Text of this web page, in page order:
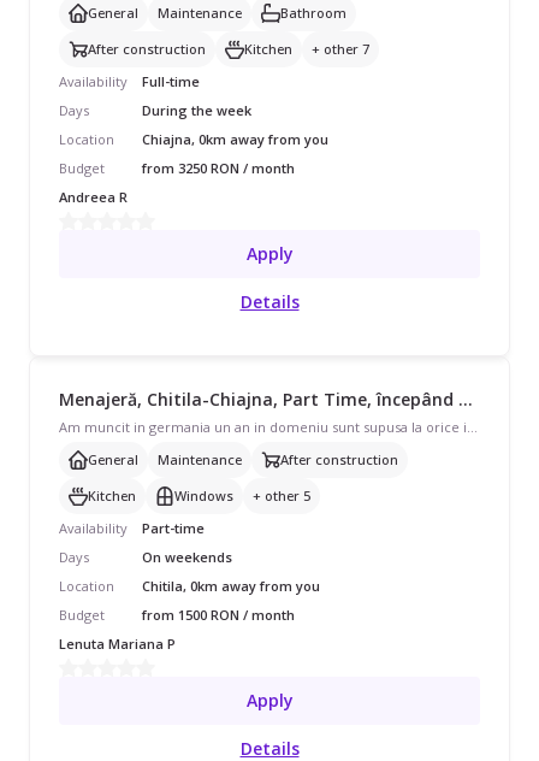
General
Maintenance
Bathroom
After construction
Kitchen
+ other 7
Availability
Full-time
Days
During the week
Location
Chiajna, 0km away from you
Budget
from 3250 RON / month
Andreea R
Apply
Details
Menajeră, Chitila-Chiajna, Part Time, începând cu 1500 lei/lună
General
Maintenance
After construction
Kitchen
Windows
+ other 5
Availability
Part-time
Days
On weekends
Location
Chitila, 0km away from you
Budget
from 1500 RON / month
Lenuta Mariana P
Apply
Details